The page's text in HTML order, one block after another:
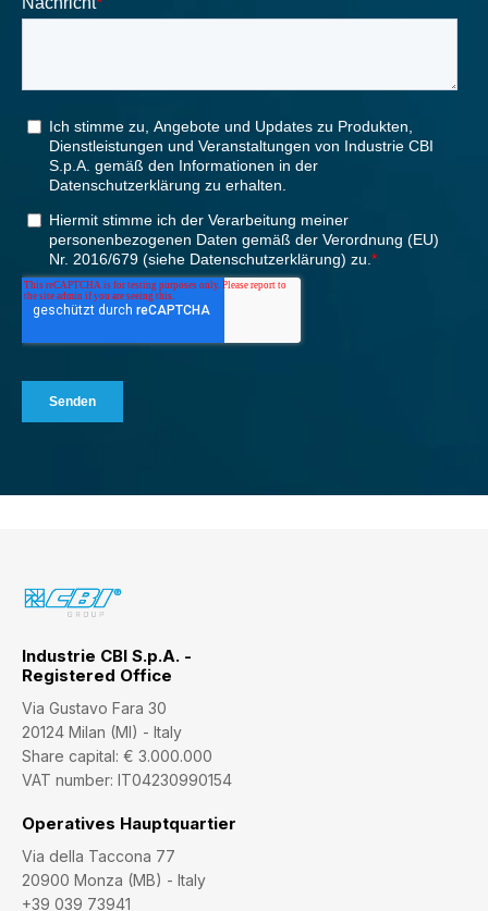
Industrie CBI S.p.A. -
Registered Office
Via Gustavo Fara 30
20124 Milan (MI) - Italy
Share capital: € 3.000.000
VAT number: IT04230990154
Operatives Hauptquartier
Via della Taccona 77
20900 Monza (MB) - Italy
+39 039 73941